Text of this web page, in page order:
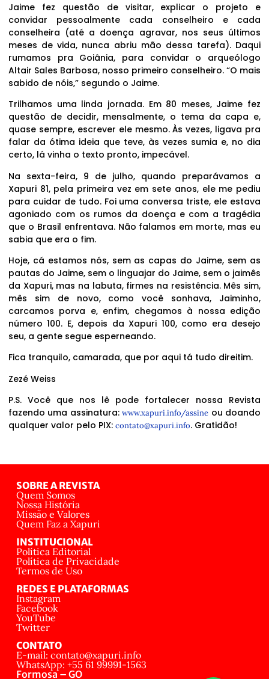
Jaime fez questão de visitar, explicar o projeto e
convidar pessoalmente cada conselheiro e cada
conselheira (até a doença agravar, nos seus últimos
meses de vida, nunca abriu mão dessa tarefa). Daqui
rumamos pra Goiânia, para convidar o arqueólogo
Altair Sales Barbosa, nosso primeiro conselheiro. “O mais
sabido de nóis,” segundo o Jaime.
Trilhamos uma linda jornada. Em 80 meses, Jaime fez
questão de decidir, mensalmente, o tema da capa e,
quase sempre, escrever ele mesmo. Às vezes, ligava pra
falar da ótima ideia que teve, às vezes sumia e, no dia
certo, lá vinha o texto pronto, impecável.
Na sexta-feira, 9 de julho, quando preparávamos a
Xapuri 81, pela primeira vez em sete anos, ele me pediu
para cuidar de tudo. Foi uma conversa triste, ele estava
agoniado com os rumos da doença e com a tragédia
que o Brasil enfrentava. Não falamos em morte, mas eu
sabia que era o fim.
Hoje, cá estamos nós, sem as capas do Jaime, sem as
pautas do Jaime, sem o linguajar do Jaime, sem o jaimês
da Xapuri, mas na labuta, firmes na resistência. Mês sim,
mês sim de novo, como você sonhava, Jaiminho,
carcamos porva e, enfim, chegamos à nossa edição
número 100. E, depois da Xapuri 100, como era desejo
seu, a gente segue esperneando.
Fica tranquilo, camarada, que por aqui tá tudo direitim.
Zezé Weiss
P.S. Você que nos lê pode fortalecer nossa Revista
fazendo uma assinatura:www.xapuri.info/assine ou doando
qualquer valor pelo PIX: contato@xapuri.info. Gratidão!
SOBRE A REVISTA
Quem Somos
Nossa História
Missão e Valores
Quem Faz a Xapuri
INSTITUCIONAL
Política Editorial
Política de Privacidade
Termos de Uso
REDES E PLATAFORMAS
Instagram
Facebook
YouTube
Twitter
CONTATO
E-mail: contato@xapuri.info
WhatsApp: +55 61 99991-1563
Formosa – GO